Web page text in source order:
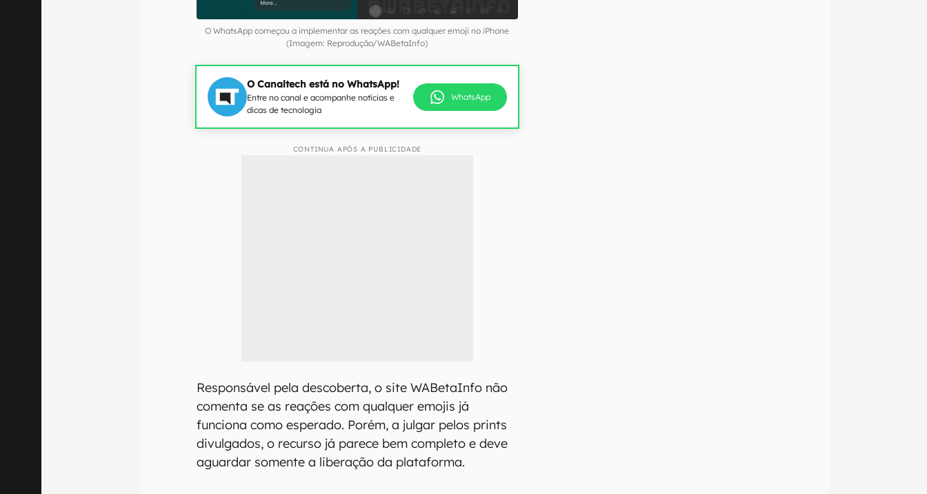
O WhatsApp começou a implementar as reações com qualquer emoji no iPhone
(Imagem: Reprodução/WABetaInfo)
O Canaltech está no WhatsApp!
Entre no canal e acompanhe notícias e
dicas de tecnologia
WhatsApp
CONTINUA APÓS A PUBLICIDADE
Responsável pela descoberta, o site WABetaInfo não
comenta se as reações com qualquer emojis já
funciona como esperado. Porém, a julgar pelos prints
divulgados, o recurso já parece bem completo e deve
aguardar somente a liberação da plataforma.